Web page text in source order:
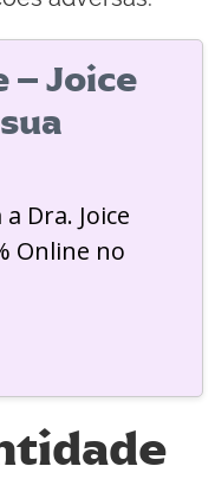
– Joice
Dra. Joice
Online no